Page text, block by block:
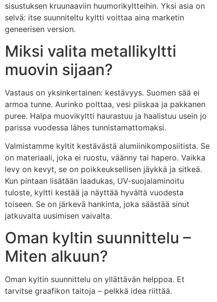
sisustuksen kruunaaviin huumorikyltteihin. Yksi asia on
selvä: itse suunniteltu kyltti voittaa aina marketin
geneerisen version.
Miksi valita metallikyltti
muovin sijaan?
Vastaus on yksinkertainen: kestävyys. Suomen sää ei
armoa tunne. Aurinko polttaa, vesi piiskaa ja pakkanen
puree. Halpa muovikyltti haurastuu ja haalistuu usein jo
parissa vuodessa lähes tunnistamattomaksi.
Valmistamme kyltit kestävästä alumiinikomposiitista. Se
on materiaali, joka ei ruostu, väänny tai hapero. Vaikka
levy on kevyt, se on poikkeuksellisen jäykkä ja sitkeä.
Kun pintaan lisätään laadukas, UV-suojalaminoitu
tuloste, kyltti kestää ja näyttää hyvältä vuodesta
toiseen. Se on järkevä hankinta, joka säästää sinut
jatkuvalta uusimisen vaivalta.
Oman kyltin suunnittelu –
Miten alkuun?
Oman kyltin suunnittelu on yllättävän helppoa. Et
tarvitse graafikon taitoja – pelkkä idea riittää.